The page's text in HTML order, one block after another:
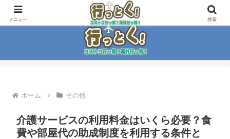
コストコ大好き家族がイチ押商品紹介！！
ホーム その他
介護サービスの利用料金はいくら必要？食
費や部屋代の助成制度を利用する条件と
メニュー 検索